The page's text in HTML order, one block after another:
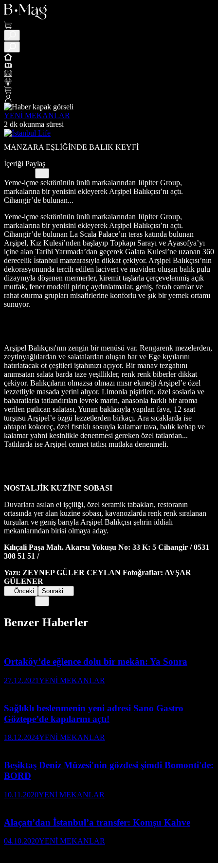
YENİ MEKANLAR
2 dk okunma süresi
MANZARA EŞLİĞİNDE BALIK KEYFİ
İçeriği Paylaş
Yeme-içme sektörünün ünlü markalarından Jüpiter Group,
markalarına bir yenisini ekleyerek Arşipel Balıkçısı’nı açtı.
Cihangir’de bulunan...
Yeme-içme sektörünün ünlü markalarından Jüpiter Group,
markalarına bir yenisini ekleyerek Arşipel Balıkçısı’nı açtı.
Cihangir’de bulunan La Scala Palace’ın teras katında bulunan
Arşipel, Kız Kulesi’nden başlayıp Topkapı Sarayı ve Ayasofya’yı
içine alan Tarihi Yarımada’dan geçerek Galata Kulesi’ne uzanan 360
derecelik İstanbul manzarasıyla dikkat çekiyor. Arşipel Balıkçısı’nın
dekorasyonunda tercih edilen lacivert ve maviden oluşan balık pulu
dizaynıyla döşenen mermerler, kiremit taşlarla çerçevelenmiş açık
mutfak, fener modelli pirinç aydınlatmalar, geniş, ferah camlar ve
rahat oturma grupları misafirlerine konforlu ve şık bir yemek ortamı
sunuyor.
Arşipel Balıkçısı'nın zengin bir menüsü var. Rengarenk mezelerden,
zeytinyağlılardan ve salatalardan oluşan bar ve Ege kıyılarını
hatırlatacak ot çeşitleri iştahınızı açıyor. Bir manav tezgahını
anımsatan salata barda taze yeşillikler, renk renk biberler dikkat
çekiyor. Balıkçıların olmazsa olmazı mısır ekmeği Arşipel’e özel
lezzetliyle masada yerini alıyor. Limonla pişirilen, özel soslarla ve
baharatlarla tatlandırılan levrek marin, anasonla farklı bir aroma
verilen patlıcan salatası, Yunan baklasıyla yapılan fava, 12 saat
turşusu Arşipel’e özgü lezzetlerden birkaçı. Ara sıcaklarda ise
ahtapot kokoreç, özel fıstıklı sosuyla kalamar tava, balık kebap ve
kalamar yahni kesinlikle denenmesi gereken özel tatlardan...
Tatlılarda ise Arşipel cennet tatlısı mutlaka denenmeli.
NOSTALJİK KUZİNE SOBASI
Duvarlara asılan el işçiliği, özel seramik tabakları, restoranın
ortasında yer alan kuzine sobası, kavanozlarda renk renk sıralanan
turşuları ve geniş barıyla Arşipel Balıkçısı şehrin iddialı
mekanlarından birisi olmaya aday.
Kılıçali Paşa Mah. Akarsu Yokuşu No: 33 K: 5 Cihangir / 0531
308 51 51 /
Yazı: ZEYNEP GÜLER CEYLAN Fotoğraflar: AVŞAR
GÜLENER
Önceki Sonraki
Benzer Haberler
Ortaköy’de eğlence dolu bir mekân: Ya Sonra
27.12.2021YENİ MEKANLAR
Sağlıklı beslenmenin yeni adresi Sano Gastro
Göztepe’de kapılarını açtı!
18.12.2024YENİ MEKANLAR
Beşiktaş Deniz Müzesi'nin gözdesi şimdi Bomonti'de:
BORD
10.11.2020YENİ MEKANLAR
Alaçatı’dan İstanbul’a transfer: Komşu Kahve
04.10.2020YENİ MEKANLAR